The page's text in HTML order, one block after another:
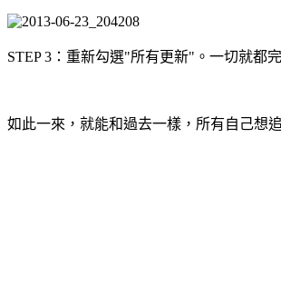
STEP 3：重新勾選"所有更新"。一切就都
如此一來，就能和過去一樣，所有自己想